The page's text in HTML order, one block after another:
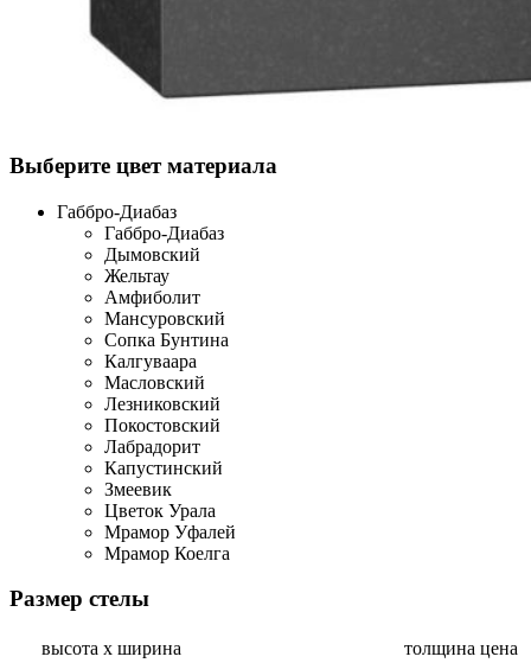
Выберите цвет материала
Габбро-Диабаз
Габбро-Диабаз
Дымовский
Жельтау
Амфиболит
Мансуровский
Сопка Бунтина
Калгуваара
Масловский
Лезниковский
Покостовский
Лабрадорит
Капустинский
Змеевик
Цветок Урала
Мрамор Уфалей
Мрамор Коелга
Размер стелы
высота х ширина толщина цена